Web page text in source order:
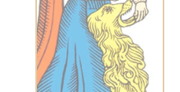
canaliser vos
énergies pour
surmonter les
obstacles avec
douceur.